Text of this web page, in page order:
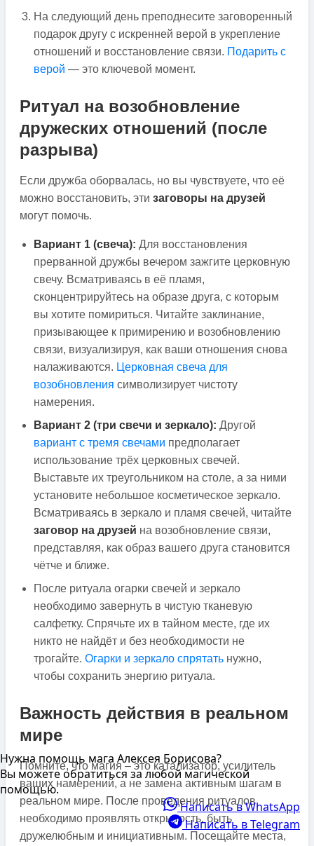
Нужна помощь мага Алексея Борисова?
Вы можете обратиться за любой магической
помощью.
Написать в WhatsApp
Написать в Telegram
На следующий день преподнесите заговоренный
подарок другу с искренней верой в укрепление
отношений и восстановление связи. Подарить с
верой — это ключевой момент.
Ритуал на возобновление
дружеских отношений (после
разрыва)
Если дружба оборвалась, но вы чувствуете, что её
можно восстановить, эти заговоры на друзей
могут помочь.
Вариант 1 (свеча): Для восстановления
прерванной дружбы вечером зажгите церковную
свечу. Всматриваясь в её пламя,
сконцентрируйтесь на образе друга, с которым
вы хотите помириться. Читайте заклинание,
призывающее к примирению и возобновлению
связи, визуализируя, как ваши отношения снова
налаживаются. Церковная свеча для
возобновления символизирует чистоту
намерения.
Вариант 2 (три свечи и зеркало): Другой
вариант с тремя свечами предполагает
использование трёх церковных свечей.
Выставьте их треугольником на столе, а за ними
установите небольшое косметическое зеркало.
Всматриваясь в зеркало и пламя свечей, читайте
заговор на друзей на возобновление связи,
представляя, как образ вашего друга становится
чётче и ближе.
После ритуала огарки свечей и зеркало
необходимо завернуть в чистую тканевую
салфетку. Спрячьте их в тайном месте, где их
никто не найдёт и без необходимости не
трогайте. Огарки и зеркало спрятать нужно,
чтобы сохранить энергию ритуала.
Важность действия в реальном
мире
Помните, что магия – это катализатор, усилитель
ваших намерений, а не замена активным шагам в
реальном мире. После проведения ритуалов
необходимо проявлять открытость, быть
дружелюбным и инициативным. Посещайте места,